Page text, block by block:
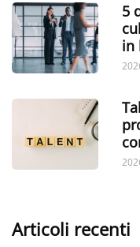
5
in
Articoli recenti